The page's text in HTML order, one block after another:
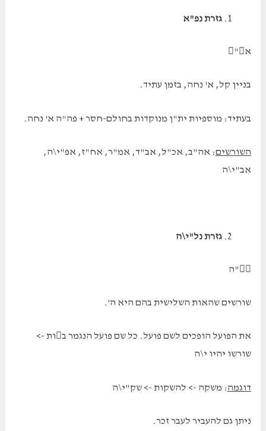
גזרת נפ"א
א"
בניין קל, א' נחה, בזמן עתיד.
בעתיד: מוספיות ית"ן מנוקדות בחולם-חסר + פה"ה א' נחה.
השורשים: אה"ב, אכ"ל, אב"ד, אמ"ר, אח"ז, אפ"י\ה,
אב"י\ה
גזרת נל"י\ה
"ה
שורשים שהאות השלישית בהם היא ה'.
את הפועל הופכים לשם פועל. כל שם פועל הנגמר בות ->
שורשו יהיו י\ה
דוגמה: משקה -> להשקות -> שק"י\ה
ניתן גם להעביר לעבר זכר.